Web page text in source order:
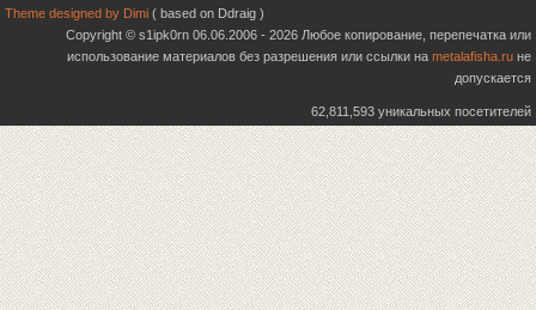
Theme designed by Dimi ( based on Ddraig )
Copyright © s1ipk0rn 06.06.2006 - 2026 Любое копирование, перепечатка или
использование материалов без разрешения или ссылки на metalafisha.ru не
допускается
62,811,593 уникальных посетителей